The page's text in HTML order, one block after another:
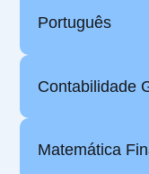
Português
Contabilidade
Matemática